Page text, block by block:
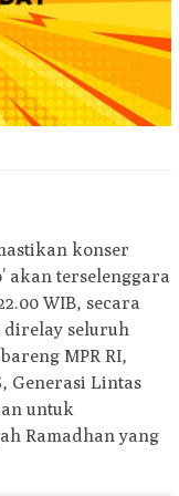
konser
akan terselenggara
WIB, secara
direlay seluruh
MPR RI,
Generasi Lintas
untuk
Ramadhan yang